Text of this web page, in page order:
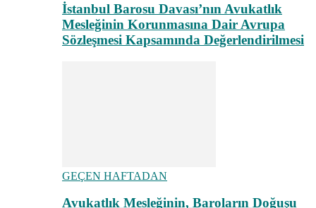
İstanbul Barosu Davası’nın Avukatlık
Mesleğinin Korunmasına Dair Avrupa
Sözleşmesi Kapsamında Değerlendirilmesi
GEÇEN HAFTADAN
Avukatlık Mesleğinin, Baroların Doğuşu